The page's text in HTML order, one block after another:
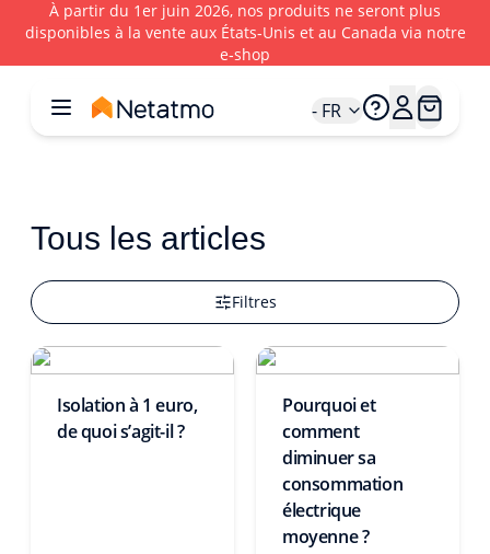
À partir du 1er juin 2026, nos produits ne seront plus
disponibles à la vente aux États‑Unis et au Canada via notre
e‑shop
- FR
Tous les articles
Filtres
Isolation à 1 euro,
de quoi s’agit-il ?
Pourquoi et
comment
diminuer sa
consommation
électrique
moyenne ?